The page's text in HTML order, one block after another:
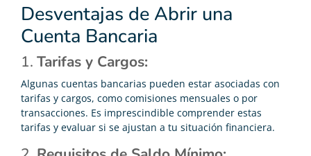
Desventajas de Abrir una
Cuenta Bancaria
1. Tarifas y Cargos:
Algunas cuentas bancarias pueden estar asociadas con
tarifas y cargos, como comisiones mensuales o por
transacciones. Es imprescindible comprender estas
tarifas y evaluar si se ajustan a tu situación financiera.